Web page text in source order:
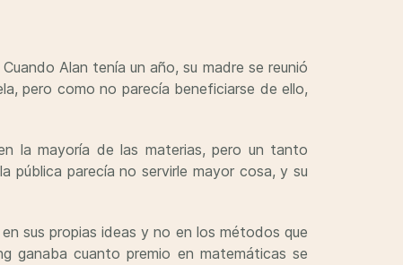
Alan tenía un año, su madre se reunió
pero como no parecía beneficiarse de ello,
la mayoría de las materias, pero un tanto
pública parecía no servirle mayor cosa, y su
sus propias ideas y no en los métodos que
ganaba cuanto premio en matemáticas se